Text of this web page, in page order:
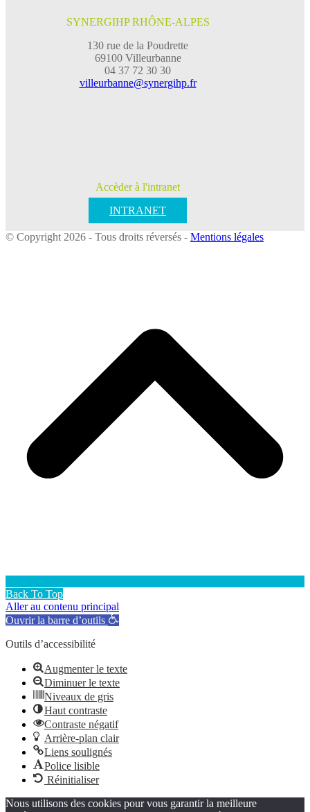
SYNERGIHP RHÔNE-ALPES
130 rue de la Poudrette
69100 Villeurbanne
04 37 72 30 30
villeurbanne@synergihp.fr
Accèder à l'intranet
INTRANET
© Copyright 2026 - Tous droits réversés - Mentions légales
Back To Top
Aller au contenu principal
Ouvrir la barre d’outils
Outils d’accessibilité
Augmenter le texte
Diminuer le texte
Niveaux de gris
Haut contraste
Contraste négatif
Arrière-plan clair
Liens soulignés
Police lisible
Réinitialiser
Nous utilisons des cookies pour vous garantir la meilleure